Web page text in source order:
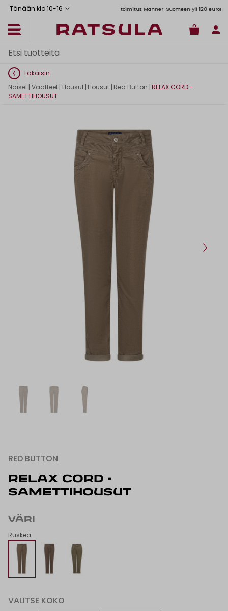
Tänään klo 10-16
Toimituskulut alk. 6,90€Ilmainen toimitus Manner-Suomeen yli 120 euron
Takaisin
Naiset| Vaatteet| Housut | Housut | Red Button |RELAX CORD -
SAMETTIHOUSUT
RED BUTTON
RELAX CORD -
SAMETTIHOUSUT
VÄRI
Ruskea
VALITSE KOKO